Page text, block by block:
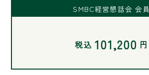
SMBC経営懇話会 会員
税込 101,200 円